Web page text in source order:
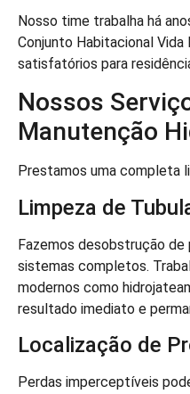
Nosso time trabalha há
Conjunto Habitacional
satisfatórios para
Nossos
Manutenção
Prestamos uma completa
Limpeza de
Fazemos desobstrução de
sistemas completos.
modernos como
resultado imediato e
Localização de
Perdas imperceptíveis